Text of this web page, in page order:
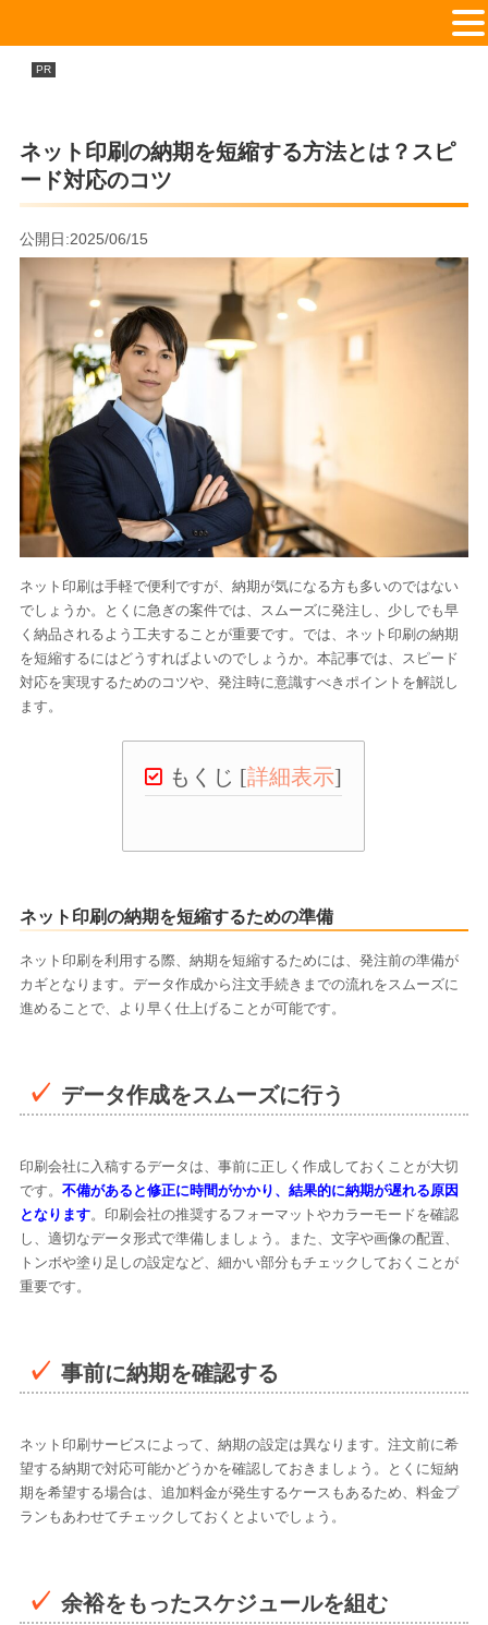
PR
ネット印刷の納期を短縮する方法とは？スピ
ード対応のコツ
公開日:2025/06/15
ネット印刷は手軽で便利ですが、納期が気になる方も多いのではない
でしょうか。とくに急ぎの案件では、スムーズに発注し、少しでも早
く納品されるよう工夫することが重要です。では、ネット印刷の納期
を短縮するにはどうすればよいのでしょうか。本記事では、スピード
対応を実現するためのコツや、発注時に意識すべきポイントを解説し
ます。
もくじ [詳細表示]
ネット印刷の納期を短縮するための準備
ネット印刷を利用する際、納期を短縮するためには、発注前の準備が
カギとなります。データ作成から注文手続きまでの流れをスムーズに
進めることで、より早く仕上げることが可能です。
データ作成をスムーズに行う
印刷会社に入稿するデータは、事前に正しく作成しておくことが大切
です。 不備があると修正に時間がかかり、結果的に納期が遅れる原因
となります。印刷会社の推奨するフォーマットやカラーモードを確認
し、適切なデータ形式で準備しましょう。また、文字や画像の配置、
トンボや塗り足しの設定など、細かい部分もチェックしておくことが
重要です。
事前に納期を確認する
ネット印刷サービスによって、納期の設定は異なります。注文前に希
望する納期で対応可能かどうかを確認しておきましょう。とくに短納
期を希望する場合は、追加料金が発生するケースもあるため、料金プ
ランもあわせてチェックしておくとよいでしょう。
余裕をもったスケジュールを組む